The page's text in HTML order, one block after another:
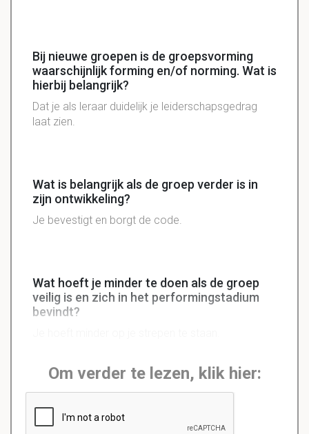
Bij nieuwe groepen is de groepsvorming
waarschijnlijk forming en/of norming. Wat is
hierbij belangrijk?
Dat je als leraar duidelijk je leiderschapsgedrag
laat zien.
Wat is belangrijk als de groep verder is in
zijn ontwikkeling?
Je bevestigt en borgt de code.
Wat hoeft je minder te doen als de groep
veilig is en zich in het performingstadium
bevindt?
Om verder te lezen, klik hier: